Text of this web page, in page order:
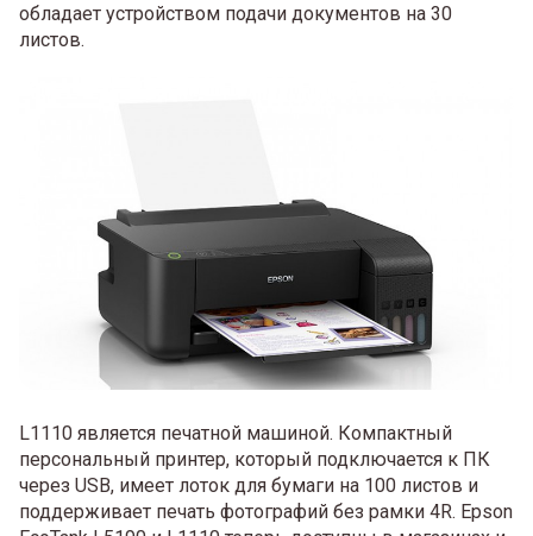
обладает устройством подачи документов на 30
листов.
L1110 является печатной машиной. Компактный
персональный принтер, который подключается к ПК
через USB, имеет лоток для бумаги на 100 листов и
поддерживает печать фотографий без рамки 4R. Epson